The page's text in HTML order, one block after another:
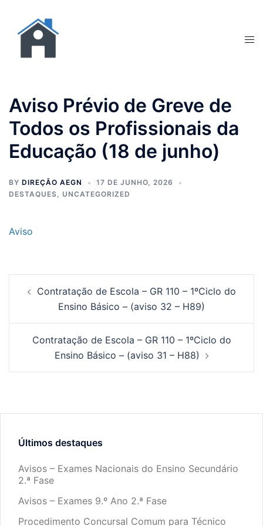
Aviso Prévio de Greve de
Todos os Profissionais da
Educação (18 de junho)
BY DIREÇÃO AEGN
17 DE JUNHO, 2026
DESTAQUES, UNCATEGORIZED
Aviso
Contratação de Escola – GR 110 – 1ºCiclo do
Ensino Básico – (aviso 32 – H89)
Contratação de Escola – GR 110 – 1ºCiclo do
Ensino Básico – (aviso 31 – H88)
Últimos destaques
Avisos – Exames Nacionais do Ensino Secundário
2.ª Fase
Avisos – Exames 9.º Ano 2.ª Fase
Procedimento Concursal Comum para Técnico